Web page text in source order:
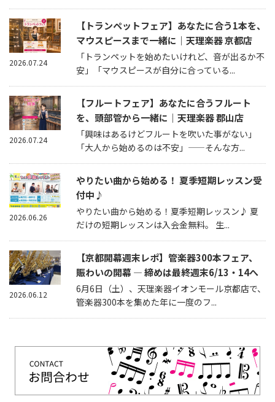
【トランペットフェア】あなたに合う1本を、
マウスピースまで一緒に｜天理楽器 京都店
「トランペットを始めたいけれど、音が出るか不
安」「マウスピースが自分に合っている...
2026.07.24
【フルートフェア】あなたに合うフルート
を、頭部管から一緒に｜天理楽器 郡山店
「興味はあるけどフルートを吹いた事がない」
「大人から始めるのは不安」——そんな方...
2026.07.24
やりたい曲から始める！ 夏季短期レッスン受
付中♪
やりたい曲から始める！夏季短期レッスン♪ 夏
だけの短期レッスンは入会金無料。 生...
2026.06.26
【京都開幕週末レポ】管楽器300本フェア、
賑わいの開幕 — 締めは最終週末6/13・14へ
6月6日（土）、天理楽器イオンモール京都店で、
管楽器300本を集めた年に一度のフ...
2026.06.12